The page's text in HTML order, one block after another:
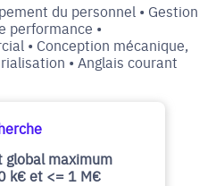
du personnel • Gestion
performance •
• Conception mécanique,
• Anglais courant
maximum
k€ et <= 1 M€